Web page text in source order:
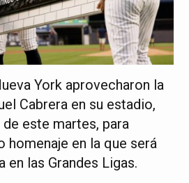
York aprovecharon la
Cabrera en su estadio,
este martes, para
homenaje en la que será
en las Grandes Ligas.